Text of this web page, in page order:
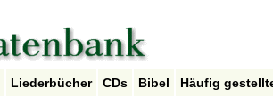
Liederbücher CDs Bibel Häufig